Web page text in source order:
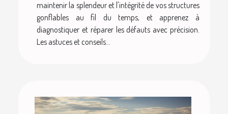
maintenir la splendeur et l'intégrité de vos structures
gonflables au fil du temps, et apprenez à
diagnostiquer et réparer les défauts avec précision.
Les astuces et conseils...